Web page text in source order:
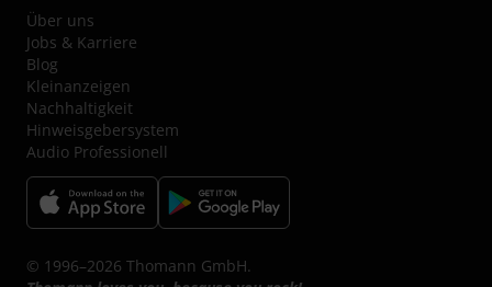
Über uns
Jobs & Karriere
Blog
Kleinanzeigen
Nachhaltigkeit
Hinweisgebersystem
Audio Professionell
© 1996–2026 Thomann GmbH.